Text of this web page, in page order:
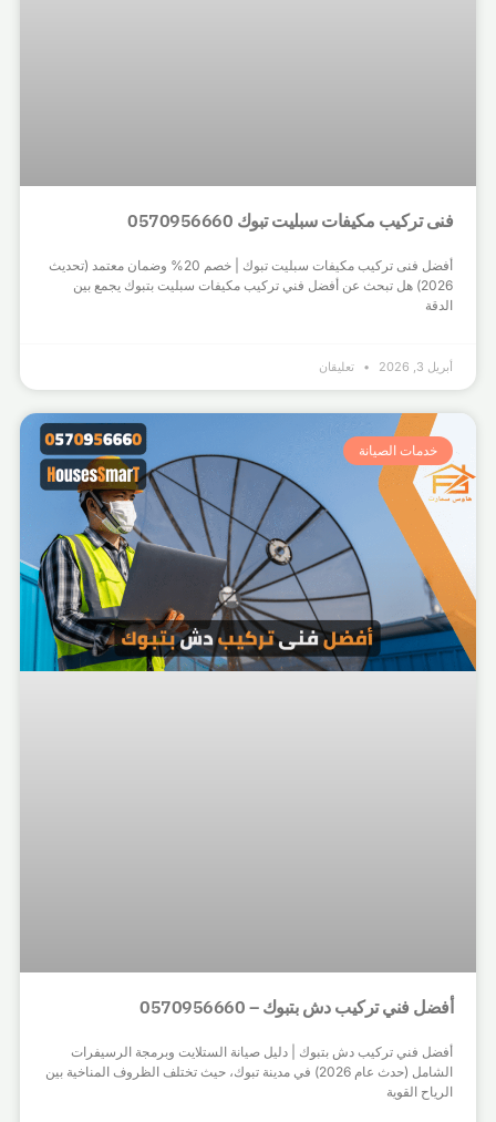
فنى تركيب مكيفات سبليت تبوك 0570956660
أفضل فنى تركيب مكيفات سبليت تبوك | خصم 20% وضمان معتمد (تحديث
2026) هل تبحث عن أفضل فني تركيب مكيفات سبليت بتبوك يجمع بين
الدقة
أبريل 3, 2026 تعليقان
خدمات الصيانة
أفضل فني تركيب دش بتبوك – 0570956660
أفضل فني تركيب دش بتبوك | دليل صيانة الستلايت وبرمجة الرسيفرات
الشامل (حدث عام 2026) في مدينة تبوك، حيث تختلف الظروف المناخية بين
الرياح القوية